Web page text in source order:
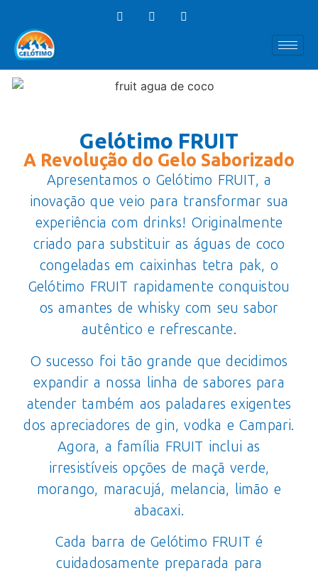
Gelótimo FRUIT
A Revolução do Gelo Saborizado
Apresentamos o Gelótimo FRUIT, a
inovação que veio para transformar sua
experiência com drinks! Originalmente
criado para substituir as águas de coco
congeladas em caixinhas tetra pak, o
Gelótimo FRUIT rapidamente conquistou
os amantes de whisky com seu sabor
autêntico e refrescante.
O sucesso foi tão grande que decidimos
expandir a nossa linha de sabores para
atender também aos paladares exigentes
dos apreciadores de gin, vodka e Campari.
Agora, a família FRUIT inclui as
irresistíveis opções de maçã verde,
morango, maracujá, melancia, limão e
abacaxi.
Cada barra de Gelótimo FRUIT é
cuidadosamente preparada para